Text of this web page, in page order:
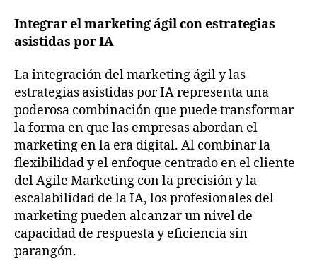
Integrar el marketing ágil con estrategias
asistidas por IA
La integración del marketing ágil y las
estrategias asistidas por IA representa una
poderosa combinación que puede transformar
la forma en que las empresas abordan el
marketing en la era digital. Al combinar la
flexibilidad y el enfoque centrado en el cliente
del Agile Marketing con la precisión y la
escalabilidad de la IA, los profesionales del
marketing pueden alcanzar un nivel de
capacidad de respuesta y eficiencia sin
parangón.